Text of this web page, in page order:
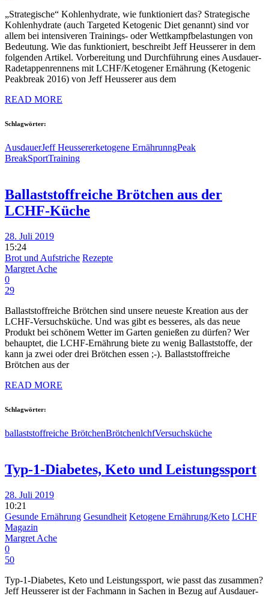
„Strategische“ Kohlenhydrate, wie funktioniert das? Strategische
Kohlenhydrate (auch Targeted Ketogenic Diet genannt) sind vor
allem bei intensiveren Trainings- oder Wettkampfbelastungen von
Bedeutung. Wie das funktioniert, beschreibt Jeff Heusserer in dem
folgenden Artikel. Vorbereitung und Durchführung eines Ausdauer-
Radetappenrennens mit LCHF/Ketogener Ernährung (Ketogenic
Peakbreak 2016) von Jeff Heusserer aus dem
READ MORE
Schlagwörter:
AusdauerJeff Heussererketogene ErnährunngPeak
BreakSportTraining
Ballaststoffreiche Brötchen aus der
LCHF-Küche
28. Juli 2019
15:24
Brot und Aufstriche Rezepte
Margret Ache
0
29
Ballaststoffreiche Brötchen sind unsere neueste Kreation aus der
LCHF-Versuchsküche. Und was gibt es besseres, als das neue
Produkt bei schönem Wetter im Garten genießen zu dürfen? Wer
behauptet, die LCHF-Ernährung biete zu wenig Ballaststoffe, der
kann ja zwei oder drei Brötchen essen ;-). Ballaststoffreiche
Brötchen aus der
READ MORE
Schlagwörter:
ballaststoffreiche BrötchenBrötchenlchfVersuchsküche
Typ-1-Diabetes, Keto und Leistungssport
28. Juli 2019
10:21
Gesunde Ernährung Gesundheit Ketogene Ernährung/Keto LCHF
Magazin
Margret Ache
0
50
Typ-1-Diabetes, Keto und Leistungssport, wie passt das zusammen?
Jeff Heusserer ist der Fachmann in Sachen in Bezug auf Ausdauer-